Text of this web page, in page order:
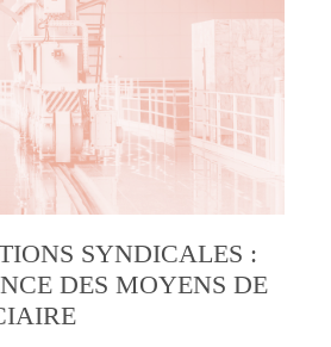
SYNDICALES :
DES MOYENS DE